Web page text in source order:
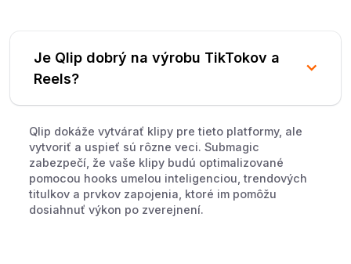
Je Qlip dobrý na výrobu TikTokov a
Reels?
Qlip dokáže vytvárať klipy pre tieto platformy, ale
vytvoriť a uspieť sú rôzne veci. Submagic
zabezpečí, že vaše klipy budú optimalizované
pomocou hooks umelou inteligenciou, trendových
titulkov a prvkov zapojenia, ktoré im pomôžu
dosiahnuť výkon po zverejnení.